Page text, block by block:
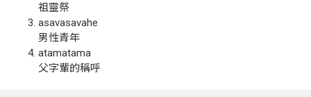
祖靈祭
asavasavahe
男性青年
atamatama
父字輩的稱呼